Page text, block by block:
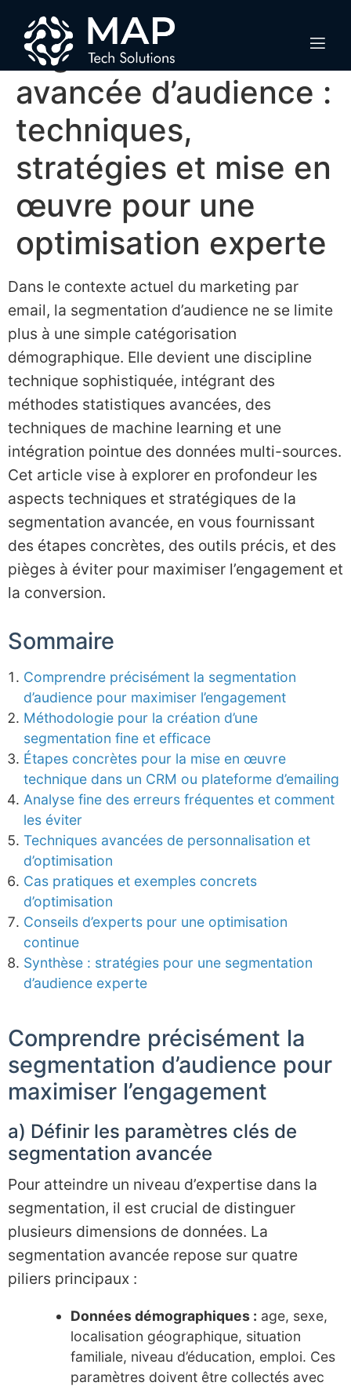
Maîtriser la
segmentation
avancée d’audience :
techniques,
stratégies et mise en
œuvre pour une
optimisation experte
Dans le contexte actuel du marketing par
email, la segmentation d’audience ne se limite
plus à une simple catégorisation
démographique. Elle devient une discipline
technique sophistiquée, intégrant des
méthodes statistiques avancées, des
techniques de machine learning et une
intégration pointue des données multi-sources.
Cet article vise à explorer en profondeur les
aspects techniques et stratégiques de la
segmentation avancée, en vous fournissant
des étapes concrètes, des outils précis, et des
pièges à éviter pour maximiser l’engagement et
la conversion.
Sommaire
Comprendre précisément la segmentation
d’audience pour maximiser l’engagement
Méthodologie pour la création d’une
segmentation fine et efficace
Étapes concrètes pour la mise en œuvre
technique dans un CRM ou plateforme d’emailing
Analyse fine des erreurs fréquentes et comment
les éviter
Techniques avancées de personnalisation et
d’optimisation
Cas pratiques et exemples concrets
d’optimisation
Conseils d’experts pour une optimisation
continue
Synthèse : stratégies pour une segmentation
d’audience experte
Comprendre précisément la
segmentation d’audience pour
maximiser l’engagement
a) Définir les paramètres clés de
segmentation avancée
Pour atteindre un niveau d’expertise dans la
segmentation, il est crucial de distinguer
plusieurs dimensions de données. La
segmentation avancée repose sur quatre
piliers principaux :
Données démographiques : age, sexe,
localisation géographique, situation
familiale, niveau d’éducation, emploi. Ces
paramètres doivent être collectés avec